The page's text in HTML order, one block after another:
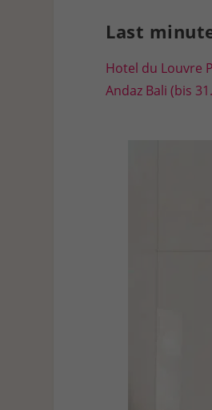
Last
Hotel du Louvre
Andaz Bali (bis